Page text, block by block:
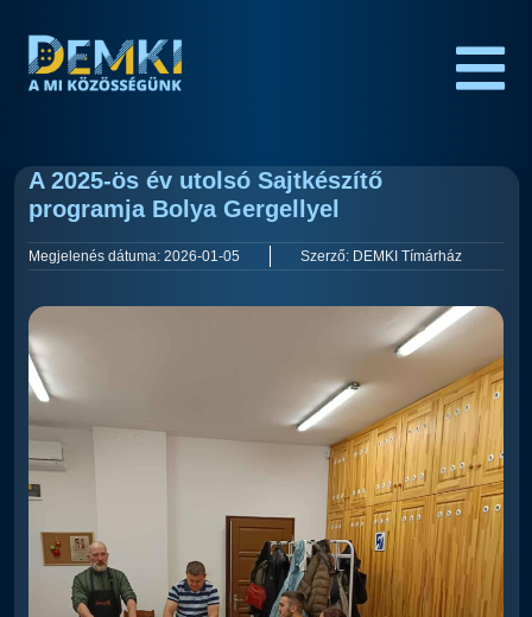
A 2025-ös év utolsó Sajtkészítő
programja Bolya Gergellyel
Megjelenés dátuma: 2026-01-05 Szerző: DEMKI Tímárház